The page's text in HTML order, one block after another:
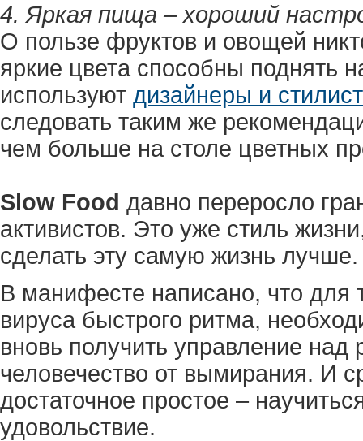
4. Яркая пища – хороший
О пользе фруктов и овощей
яркие цвета способны поднять
используют дизайнеры и
следовать таким же
чем больше на столе цветных
Slow Food давно переросло
активистов. Это уже стиль
сделать эту самую жизнь лучше.
В манифесте написано, что для
вируса быстрого ритма,
вновь получить управление
человечество от вымирания. И
достаточное простое –
удовольствие.